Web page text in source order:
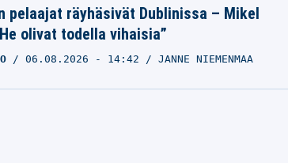
pelaajat räyhäsivät Dublinissa – Mikel
olivat todella vihaisia”
06.08.2026 - 14:42 JANNE NIEMENMAA